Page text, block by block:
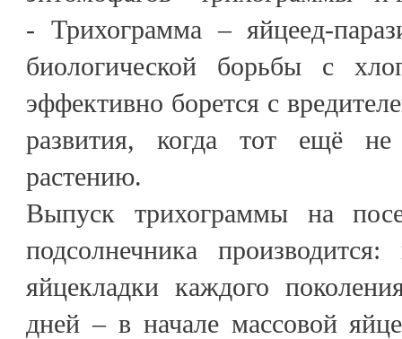
- Трихограмма – яйцеед-
биологической борьбы с
эффективно борется с
развития, когда тот ещё
растению.
Выпуск трихограммы на
подсолнечника
яйцекладки каждого
дней – в начале массовой